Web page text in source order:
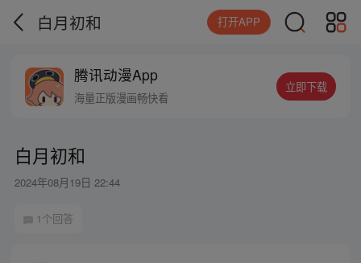
白月初和 打开APP
腾讯动漫App
海量正版漫画畅快看
立即下载
白月初和
2024年08月19日 22:44
1个回答